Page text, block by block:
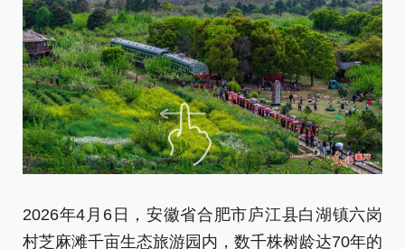
2026年4月6日，安徽省合肥市庐江县白湖镇六岗
村芝麻滩千亩生态旅游园内，数千株树龄达70年的